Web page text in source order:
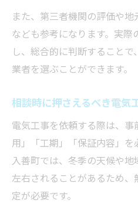
また、第三者機関の評価や
なども参考になります。実際
し、総合的に判断すること
業者を選ぶことができます。
相談時に押さえるべき電気
電気工事を依頼する際は、
用」「工期」「保証内容」
入善町では、冬季の天候や
左右されることがあるため
定が必要です。